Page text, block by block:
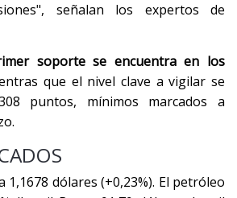
señalan los expertos de
soporte se encuentra en los
que el nivel clave a vigilar se
puntos, mínimos marcados a
1,1678 dólares (+0,23%). El petróleo